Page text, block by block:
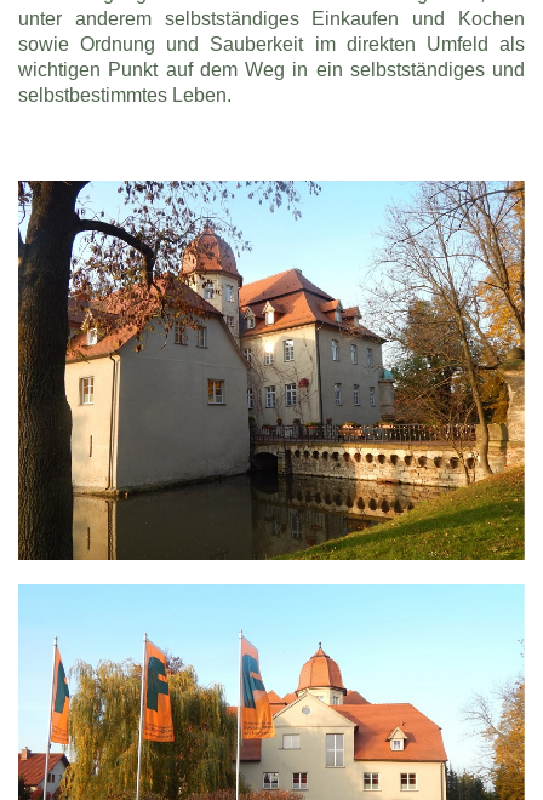
unter anderem selbstständiges Einkaufen und Kochen
sowie Ordnung und Sauberkeit im direkten Umfeld als
wichtigen Punkt auf dem Weg in ein selbstständiges und
selbstbestimmtes Leben.